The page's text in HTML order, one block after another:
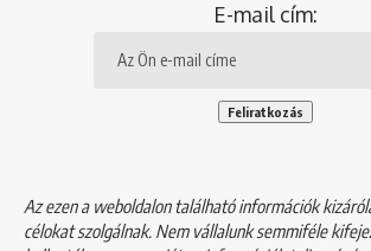
E-mail cím:
Az ezen a weboldalon található információk
célokat szolgálnak. Nem vállalunk semmiféle